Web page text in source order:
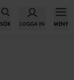
SÖK LOGGA IN MENY